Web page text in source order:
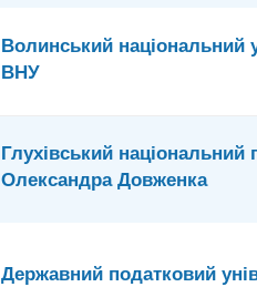
Волинський національний
ВНУ
Глухівський національний
Олександра Довженка
Державний податковий